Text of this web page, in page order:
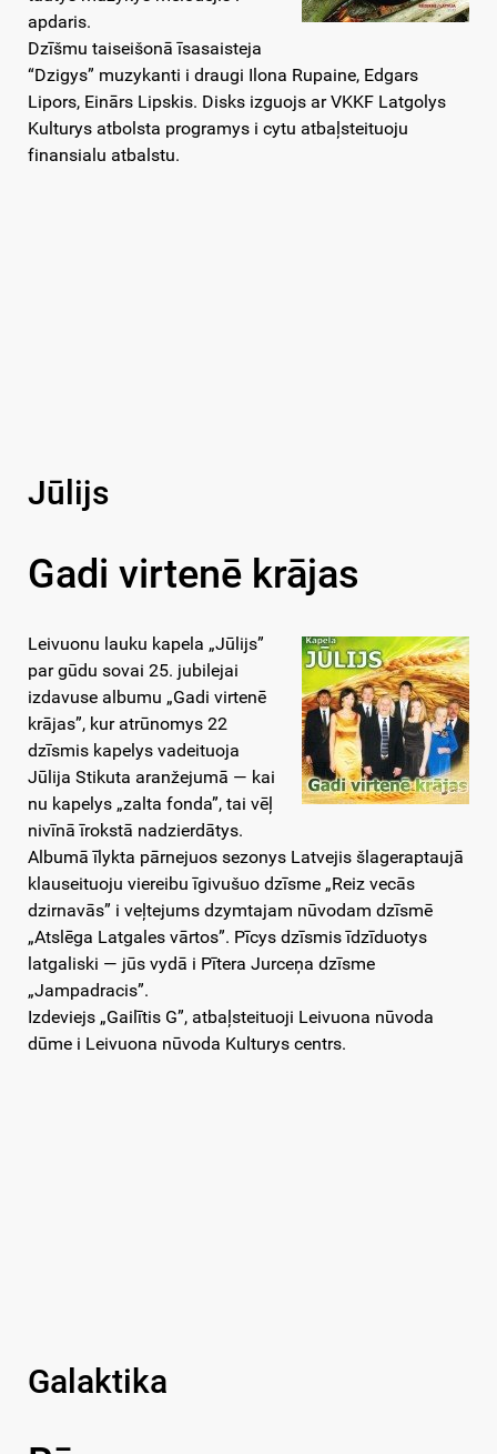
apdaris.
Dzīšmu taiseišonā īsasaisteja
“Dzigys” muzykanti i draugi Ilona Rupaine, Edgars
Lipors, Einārs Lipskis. Disks izguojs ar VKKF Latgolys
Kulturys atbolsta programys i cytu atbaļsteituoju
finansialu atbalstu.
Jūlijs
Gadi virtenē krājas
Leivuonu lauku kapela „Jūlijs”
par gūdu sovai 25. jubilejai
izdavuse albumu „Gadi virtenē
krājas”, kur atrūnomys 22
dzīsmis kapelys vadeituoja
Jūlija Stikuta aranžejumā — kai
nu kapelys „zalta fonda”, tai vēļ
nivīnā īrokstā nadzierdātys.
Albumā īlykta pārnejuos sezonys Latvejis šlageraptaujā
klauseituoju viereibu īgivušuo dzīsme „Reiz vecās
dzirnavās” i veļtejums dzymtajam nūvodam dzīsmē
„Atslēga Latgales vārtos”. Pīcys dzīsmis īdzīduotys
latgaliski — jūs vydā i Pītera Jurceņa dzīsme
„Jampadracis”.
Izdeviejs „Gailītis G”, atbaļsteituoji Leivuona nūvoda
dūme i Leivuona nūvoda Kulturys centrs.
Galaktika